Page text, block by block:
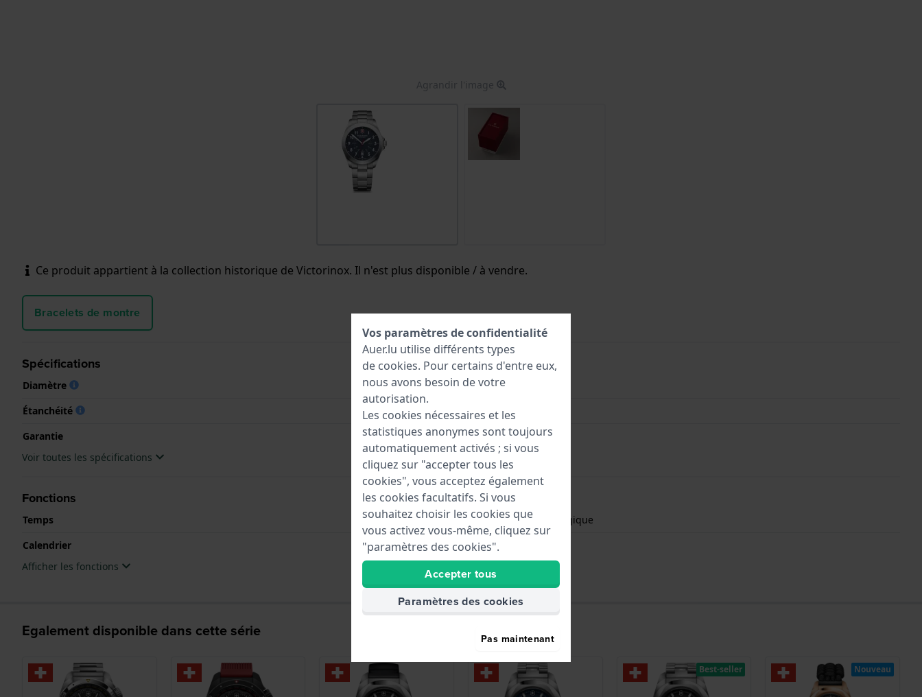
Agrandir l'image
Ce produit appartient à la collection historique de Victorinox. Il n'est plus disponible / à vendre.
Bracelets de montre
Spécifications
Diamètre
40 mm
Étanchéité
10 Bar (nager)
Garantie
Garantie de 5 ans
Voir toutes les spécifications
Fonctions
Temps
Heures - Aiguille analogique
Calendrier
Date - Fenêtr
Afficher les fonctions
Egalement disponible dans cette série
Best-seller Nouveau
Vos paramètres de confidentialité
Auer.lu utilise différents types
de cookies. Pour certains d'entre eux,
nous avons besoin de votre
autorisation.
Les cookies nécessaires et les
statistiques anonymes sont toujours
automatiquement activés ; si vous
cliquez sur "accepter tous les
cookies", vous acceptez également
les cookies facultatifs. Si vous
souhaitez choisir les cookies que
vous activez vous-même, cliquez sur
"paramètres des cookies".
Accepter tous
Paramètres des cookies
Pas maintenant